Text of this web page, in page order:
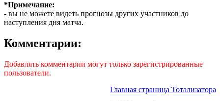
*Примечание:
- вы не можете видеть прогнозы других участников до
наступления дня матча.
Комментарии:
Добавлять комментарии могут только зарегистрированные
пользователи.
Главная страница Тотализатора